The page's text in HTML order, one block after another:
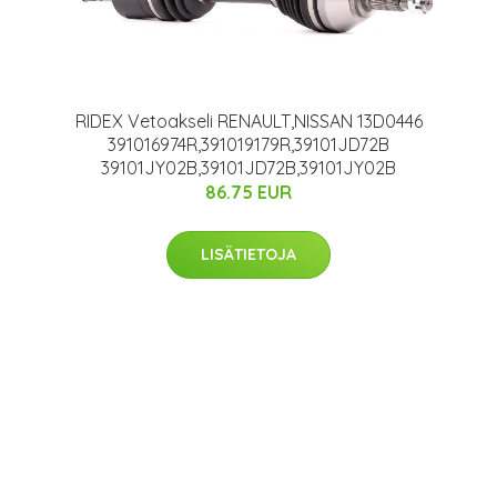
RIDEX Vetoakseli RENAULT,NISSAN 13D0446
391016974R,391019179R,39101JD72B
39101JY02B,39101JD72B,39101JY02B
86.75 EUR
LISÄTIETOJA